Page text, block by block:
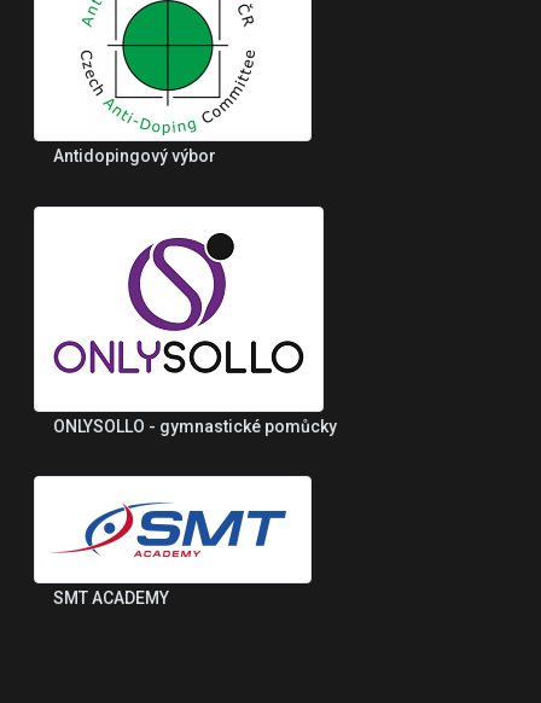
Antidopingový výbor
ONLYSOLLO - gymnastické pomůcky
SMT ACADEMY